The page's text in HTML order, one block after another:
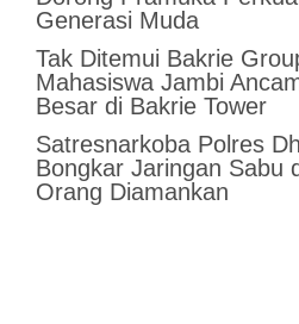
Generasi Muda
Tak Ditemui Bakrie
Mahasiswa Jambi
Besar di Bakrie Tower
Satresnarkoba Polres
Bongkar Jaringan Sabu
Orang Diamankan